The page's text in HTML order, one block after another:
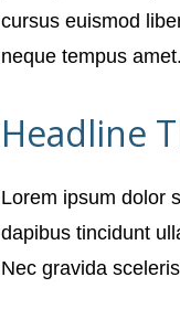
cursus euismod
neque tempus
Headline
Lorem ipsum dolor
dapibus tincidunt
Nec gravida